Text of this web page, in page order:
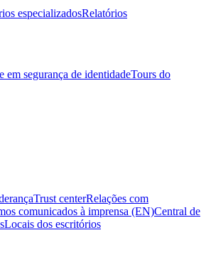
especializadosRelatórios
em segurança de identidadeTours do
Trust centerRelações com
comunicados à imprensa (EN)Central de
Locais dos escritórios